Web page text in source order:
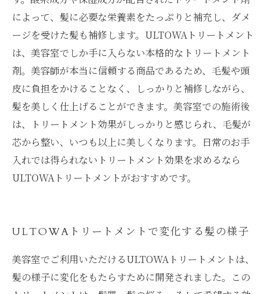
によって、髪に必要な栄養素をたっぷりと補充し、ダメ
ージを受けた髪も補修します。ULTOWAトリートメント
は、美容室でしか手に入らない本格的なトリートメント
剤。美容師が本当に信頼する商品であるため、毛髪や頭
皮に負担をかけることなく、しっかりと補修しながら、
髪を美しく仕上げることができます。美容室での施術後
は、トリートメント効果がしっかりと感じられ、毛髪が
芯から整い、いつも以上に美しくなります。日常のお手
入れでは得られないトリートメント効果を求めるなら
ULTOWAトリートメントがおすすめです。
ULTOWAトリートメントで変化する髪の様子
美容室でご利用いただけるULTOWAトリートメントは、
髪の様子に変化をもたらすために開発されました。この